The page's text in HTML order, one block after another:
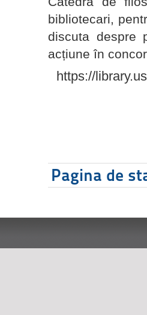
bibliotecari,
discuta despre
acțiune în
https://
Pagina de